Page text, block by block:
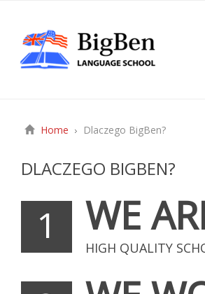
Home Dlaczego BigBen?
DLACZEGO BIGBEN?
1 WE
HIGH QUALITY